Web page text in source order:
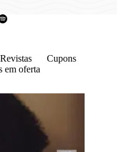
Revistas
Cupons
em oferta